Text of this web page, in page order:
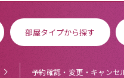
部屋タイプから探す
予約確認・変更・キャンセ